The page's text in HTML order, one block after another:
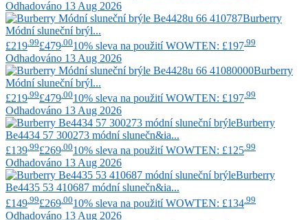
Odhadováno 13 Aug 2026
Burberry
Módní sluneční brýl...
£219 .99£479 .0010% sleva na použití WOWTEN: £197 .99
Odhadováno 13 Aug 2026
Burberry
Módní sluneční brýl...
£219 .99£479 .0010% sleva na použití WOWTEN: £197 .99
Odhadováno 13 Aug 2026
Burberry
Be4434 57 300273 módní slunečn&ia...
£139.99£269.0010% sleva na použití WOWTEN: £125.99
Odhadováno 13 Aug 2026
Burberry
Be4435 53 410687 módní slunečn&ia...
£149 .99£269 .0010% sleva na použití WOWTEN: £134 .99
Odhadováno 13 Aug 2026